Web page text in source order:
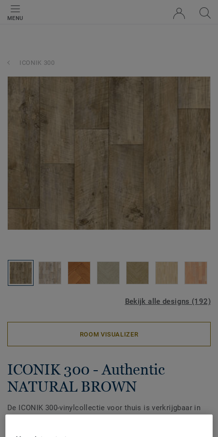
MENU
ICONIK 300
Bekijk alle designs (192)
ROOM VISUALIZER
ICONIK 300 - Authentic
NATURAL BROWN
De ICONIK 300-vinylcollectie voor thuis is verkrijgbaar in